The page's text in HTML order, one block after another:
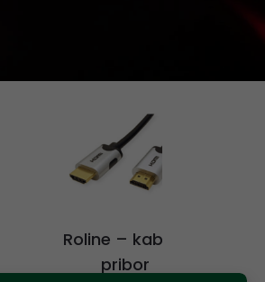
Roline – kabeli i
pribor